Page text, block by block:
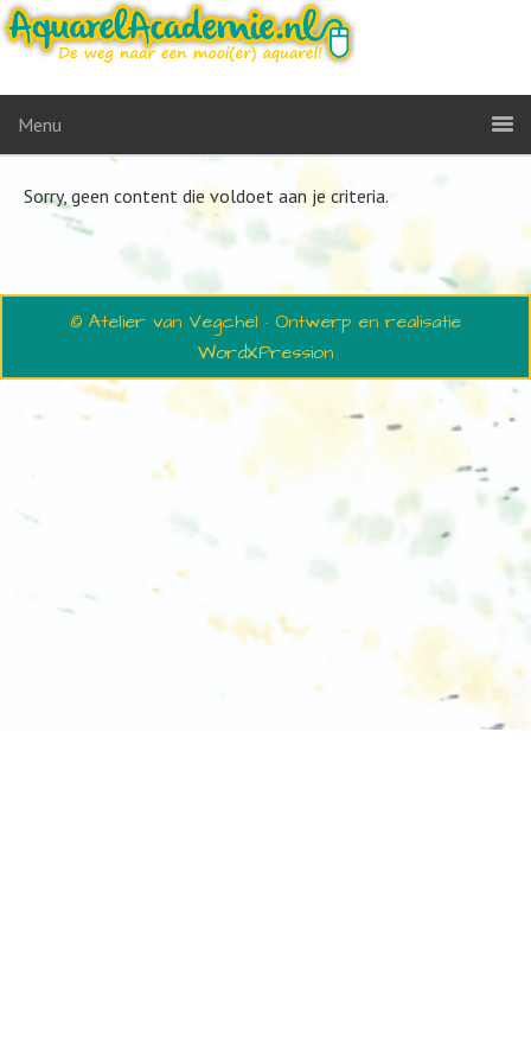
Menu
Sorry, geen content die voldoet aan je criteria.
© Atelier van Vegchel · Ontwerp en realisatie
WordXPression